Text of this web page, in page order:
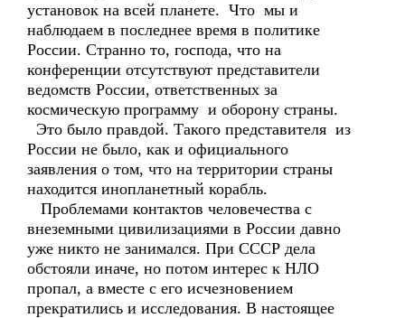
установок на всей планете. Что мы и
наблюдаем в последнее время в политике
России. Странно то, господа, что на
конференции отсутствуют представители
ведомств России, ответственных за
космическую программу и оборону страны.
Это было правдой. Такого представителя из
России не было, как и официального
заявления о том, что на территории страны
находится инопланетный корабль.
Проблемами контактов человечества с
внеземными цивилизациями в России давно
уже никто не занимался. При СССР дела
обстояли иначе, но потом интерес к НЛО
пропал, а вместе с его исчезновением
прекратились и исследования. В настоящее